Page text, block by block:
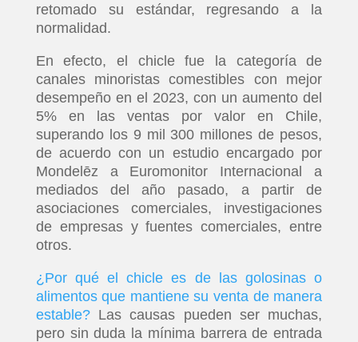
retomado su estándar, regresando a la
normalidad.
En efecto, el chicle fue la categoría de
canales minoristas comestibles con mejor
desempeño en el 2023, con un aumento del
5% en las ventas por valor en Chile,
superando los 9 mil 300 millones de pesos,
de acuerdo con un estudio encargado por
Mondelēz a Euromonitor Internacional a
mediados del año pasado, a partir de
asociaciones comerciales, investigaciones
de empresas y fuentes comerciales, entre
otros.
¿Por qué el chicle es de las golosinas o
alimentos que mantiene su venta de manera
estable?Las causas pueden ser muchas,
pero sin duda la mínima barrera de entrada